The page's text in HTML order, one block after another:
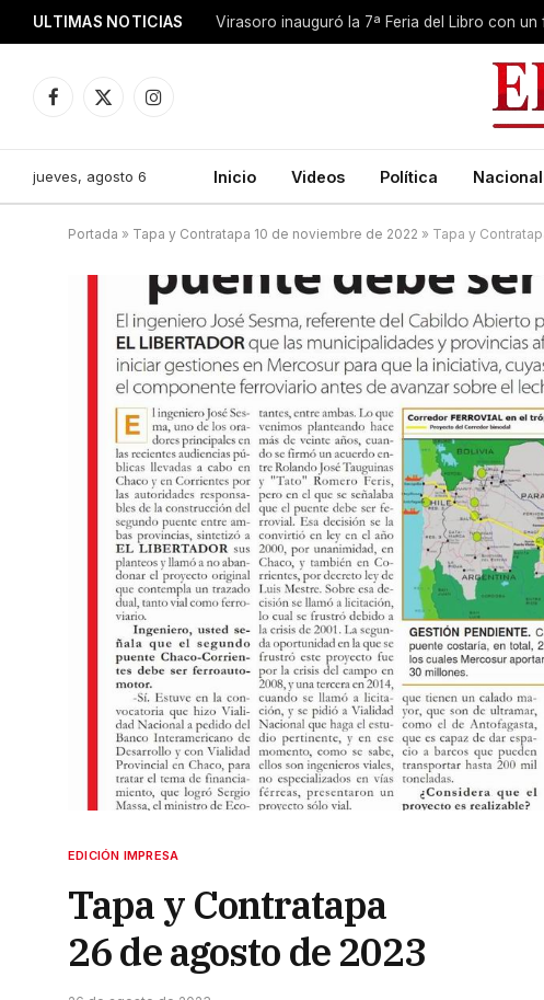
ULTIMAS NOTICIAS
Facebook
X
Instagram
jueves, agosto 6 Inicio Videos Política
Portada » Tapa y Contratapa 10 de noviembre de 2022 » Tapa y
EDICIÓN IMPRESA
Tapa y Contratapa
26 de agosto de 2023